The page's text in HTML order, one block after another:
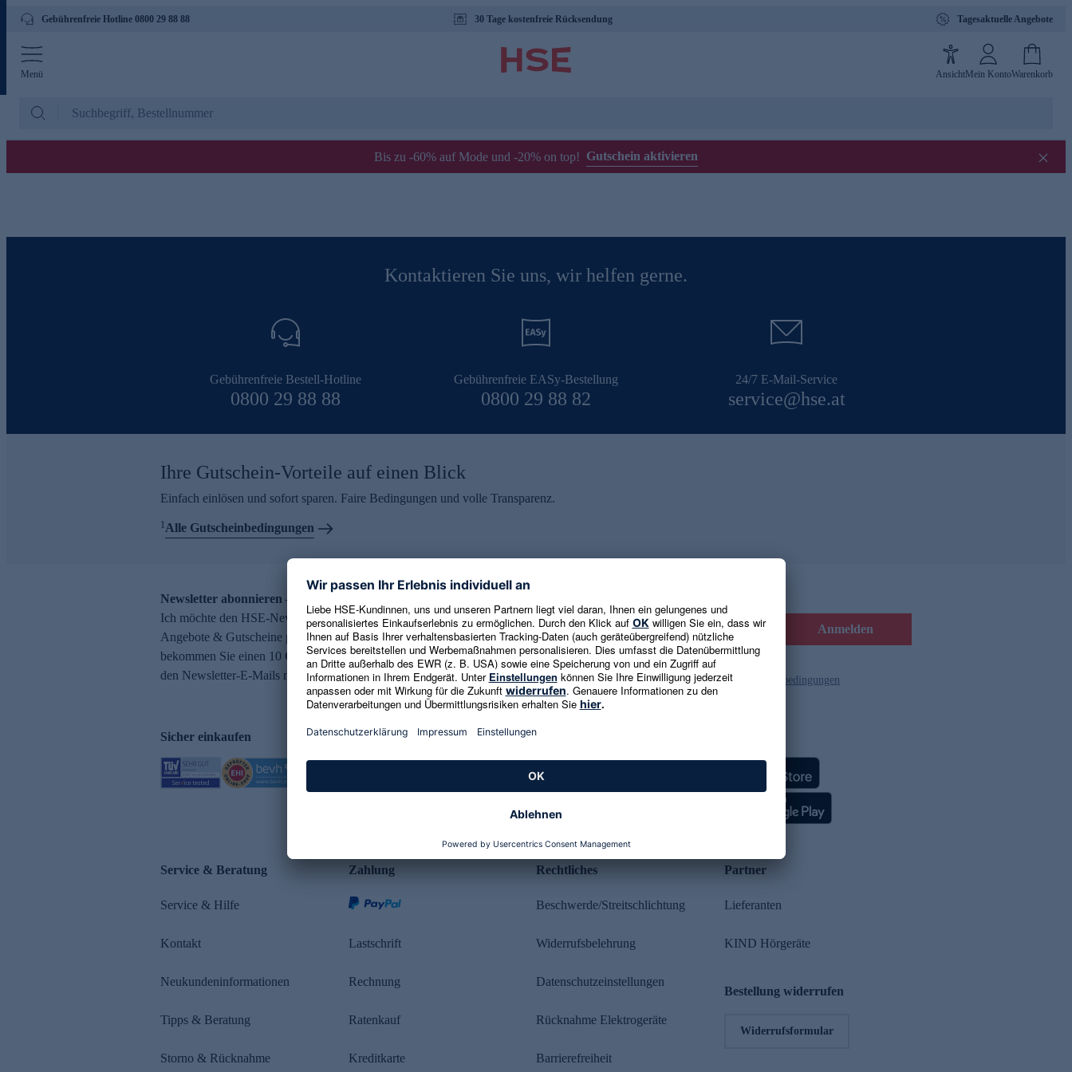
Gebührenfreie Hotline 0800 29 88 88 30 Tage kostenfreie Rücksendung Tagesaktuelle Angebote
Menü AnsichtMein KontoWarenkorb
Bis zu -60% auf Mode und -20% on top! Gutschein aktivieren
Kontaktieren Sie uns, wir helfen gerne.
Gebührenfreie Bestell-Hotline
0800 29 88 88
Gebührenfreie EASy-Bestellung
0800 29 88 82
24/7 E-Mail-Service
service@hse.at
Ihre Gutschein-Vorteile auf einen Blick
Einfach einlösen und sofort sparen. Faire Bedingungen und volle Transparenz.
1Alle Gutscheinbedingungen
Newsletter abonnieren – 10 € Gutschein erhalten
Ich möchte den HSE-Newsletter abonnieren und aktuelle Trends,
Angebote & Gutscheine per E-Mail erhalten. Als Dankeschön
bekommen Sie einen 10 € Gutschein. Eine Abmeldung ist jederzeit in
den Newsletter-E-Mails möglich.
E-Mail-Adresse eingeben Anmelden
Es gelten die Datenschutzrichtlinienund die Gutscheinbedingungen
Sicher einkaufen Kundenbewertung
Service & Beratung
Service & Hilfe
Kontakt
Neukundeninformationen
Tipps & Beratung
Storno & Rücknahme
Zahlung
Lastschrift
Rechnung
Ratenkauf
Kreditkarte
Rechtliches
Beschwerde/Streitschlichtung
Widerrufsbelehrung
Datenschutzeinstellungen
Rücknahme Elektrogeräte
Barrierefreiheit
Partner
Lieferanten
KIND Hörgeräte
Bestellung widerrufen
Widerrufsformular